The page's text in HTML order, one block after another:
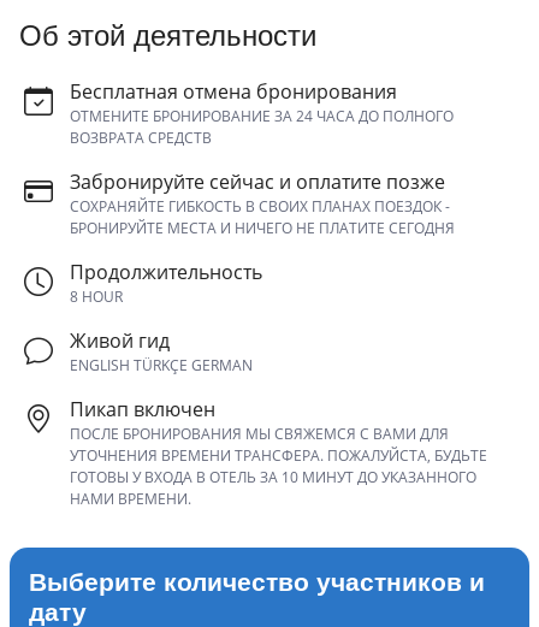
Об этой деятельности
Бесплатная отмена бронирования
ОТМЕНИТЕ БРОНИРОВАНИЕ ЗА 24 ЧАСА ДО ПОЛНОГО
ВОЗВРАТА СРЕДСТВ
Забронируйте сейчас и оплатите позже
СОХРАНЯЙТЕ ГИБКОСТЬ В СВОИХ ПЛАНАХ ПОЕЗДОК -
БРОНИРУЙТЕ МЕСТА И НИЧЕГО НЕ ПЛАТИТЕ СЕГОДНЯ
Продолжительность
8 HOUR
Живой гид
ENGLISH TÜRKÇE GERMAN
Пикап включен
ПОСЛЕ БРОНИРОВАНИЯ МЫ СВЯЖЕМСЯ С ВАМИ ДЛЯ
УТОЧНЕНИЯ ВРЕМЕНИ ТРАНСФЕРА. ПОЖАЛУЙСТА, БУДЬТЕ
ГОТОВЫ У ВХОДА В ОТЕЛЬ ЗА 10 МИНУТ ДО УКАЗАННОГО
НАМИ ВРЕМЕНИ.
Выберите количество участников и
дату